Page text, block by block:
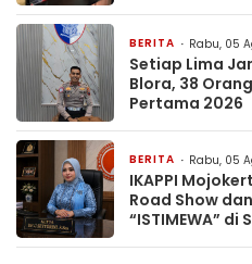
BERITA Rabu, 05
Setiap Lima
Blora, 38
Pertama 2026
BERITA Rabu, 05
IKAPPI
Road Show
“ISTIMEWA” di